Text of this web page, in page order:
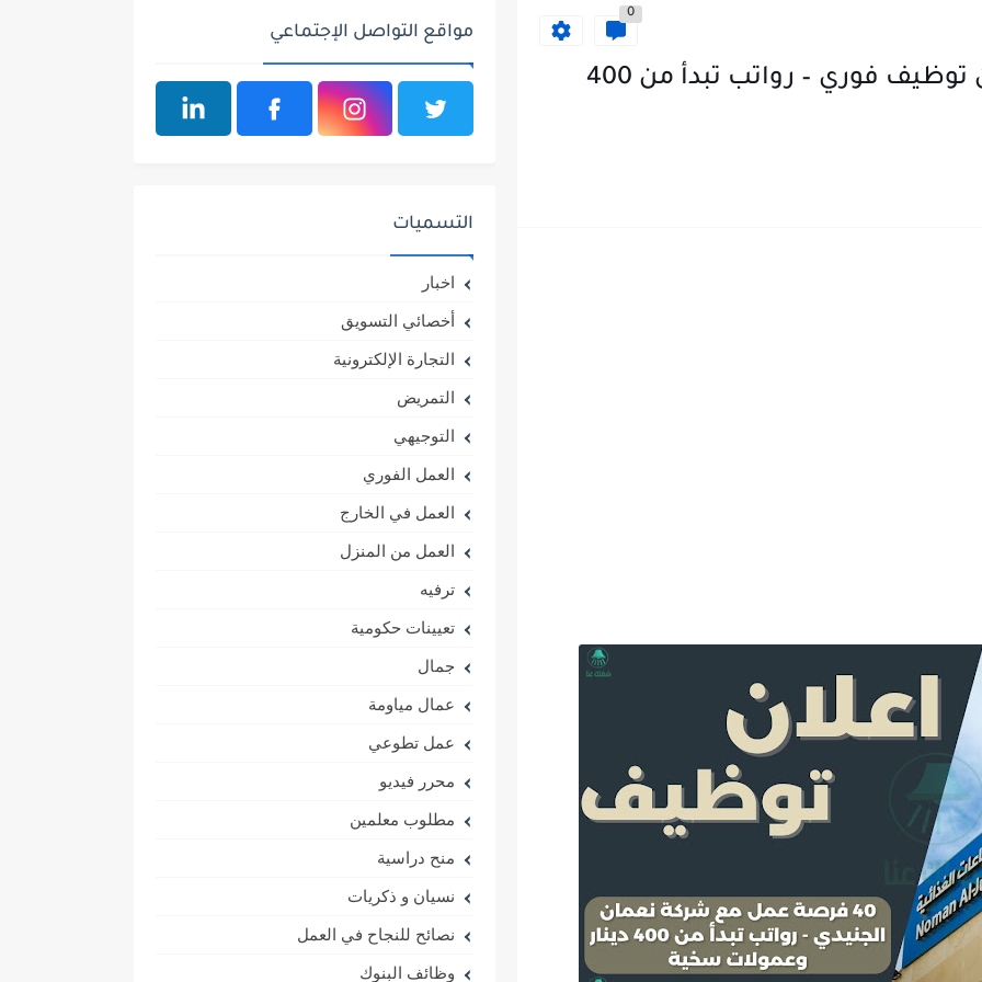
0
شركة نعمان الجنيدي تعلن عن توظيف فوري – رواتب تبدأ من 400
مواقع التواصل الإجتماعي
التسميات
اخبار
أخصائي التسويق
التجارة الإلكترونية
التمريض
التوجيهي
العمل الفوري
العمل في الخارج
العمل من المنزل
ترفيه
تعيينات حكومية
جمال
عمال مياومة
عمل تطوعي
محرر فيديو
مطلوب معلمين
منح دراسية
نسيان و ذكريات
نصائح للنجاح في العمل
وظائف البنوك